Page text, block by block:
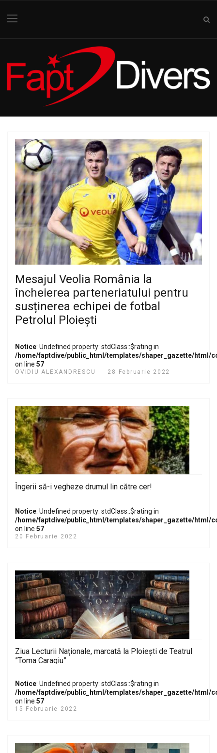
Mesajul Veolia România la
încheierea parteneriatului pentru
susținerea echipei de fotbal
Petrolul Ploiești
Notice: Undefined property: stdClass::$rating in
/home/faptdive/public_html/templates/shaper_gazette/html/
on line 57
OVIDIU ALEXANDRESCU 28 Februarie 2022
Îngerii să-i vegheze drumul lin către cer!
Notice: Undefined property: stdClass::$rating in
/home/faptdive/public_html/templates/shaper_gazette/html/
on line 57
20 Februarie 2022
Ziua Lecturii Naționale, marcată la Ploiești de Teatrul
”Toma Caragiu”
Notice: Undefined property: stdClass::$rating in
/home/faptdive/public_html/templates/shaper_gazette/html/
on line 57
15 Februarie 2022